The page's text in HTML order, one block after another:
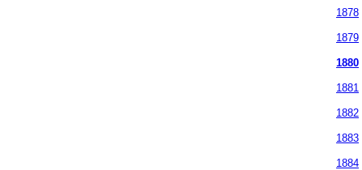
1878
1879
1880
1881
1882
1883
1884